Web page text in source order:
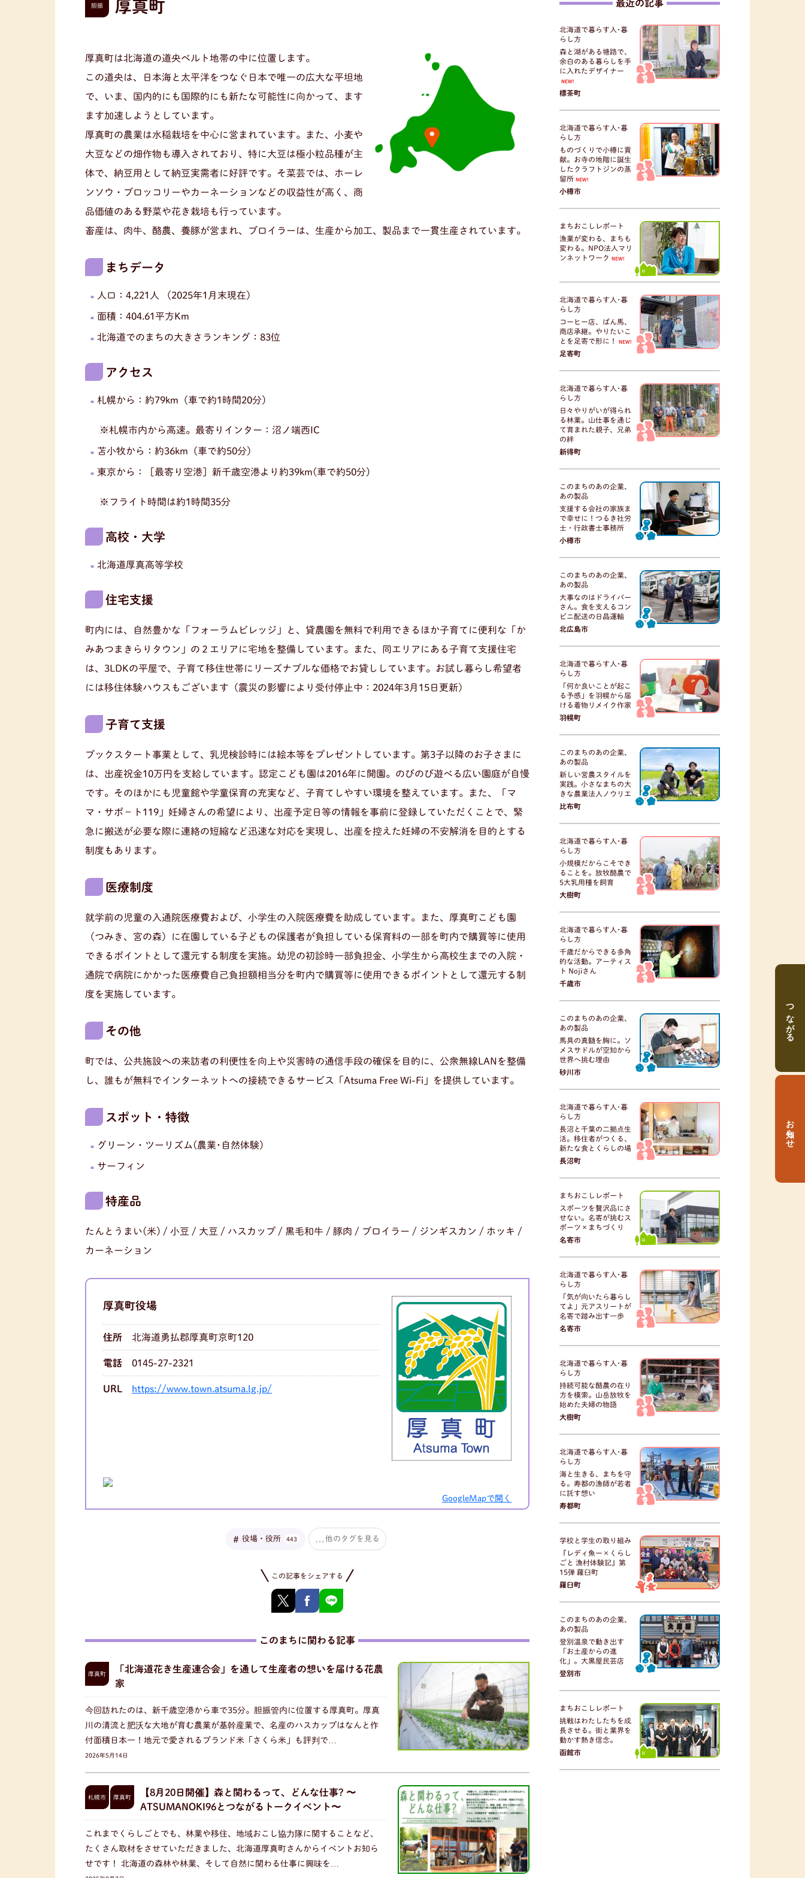
胆振 厚真町
厚真町は北海道の道央ベルト地帯の中に位置します。
この道央は、日本海と太平洋をつなぐ日本で唯一の広大な平坦地
で、いま、国内的にも国際的にも新たな可能性に向かって、ます
ます加速しようとしています。
厚真町の農業は水稲栽培を中心に営まれています。また、小麦や
大豆などの畑作物も導入されており、特に大豆は極小粒品種が主
体で、納豆用として納豆実需者に好評です。そ菜芸では、ホーレ
ンソウ・ブロッコリーやカーネーションなどの収益性が高く、商
品価値のある野菜や花き栽培も行っています。
畜産は、肉牛、酪農、養豚が営まれ、ブロイラーは、生産から加工、製品まで一貫生産されています。
まちデータ
人口：4,221人 （2025年1月末現在）
面積：404.61平方Km
北海道でのまちの大きさランキング：83位
アクセス
札幌から：約79km（車で約1時間20分）
※札幌市内から高速。最寄りインター：沼ノ端西IC
苫小牧から：約36km（車で約50分）
東京から：［最寄り空港］新千歳空港より約39km(車で約50分)
※フライト時間は約1時間35分
高校・大学
北海道厚真高等学校
住宅支援
町内には、自然豊かな「フォーラムビレッジ」と、貸農園を無料で利用できるほか子育てに便利な「か
みあつまきらりタウン」の２エリアに宅地を整備しています。また、同エリアにある子育て支援住宅
は、3LDKの平屋で、子育て移住世帯にリーズナブルな価格でお貸ししています。お試し暮らし希望者
には移住体験ハウスもございます（震災の影響により受付停止中：2024年3月15日更新）
子育て支援
ブックスタート事業として、乳児検診時には絵本等をプレゼントしています。第3子以降のお子さまに
は、出産祝金10万円を支給しています。認定こども園は2016年に開園。のびのび遊べる広い園庭が自慢
です。そのほかにも児童館や学童保育の充実など、子育てしやすい環境を整えています。また、「マ
マ・サポ－ト119」妊婦さんの希望により、出産予定日等の情報を事前に登録していただくことで、緊
急に搬送が必要な際に連絡の短縮など迅速な対応を実現し、出産を控えた妊婦の不安解消を目的とする
制度もあります。
医療制度
就学前の児童の入通院医療費および、小学生の入院医療費を助成しています。また、厚真町こども園
（つみき、宮の森）に在園している子どもの保護者が負担している保育料の一部を町内で購買等に使用
できるポイントとして還元する制度を実施。幼児の初診時一部負担金、小学生から高校生までの入院・
通院で病院にかかった医療費自己負担額相当分を町内で購買等に使用できるポイントとして還元する制
度を実施しています。
その他
町では、公共施設への来訪者の利便性を向上や災害時の通信手段の確保を目的に、公衆無線LANを整備
し、誰もが無料でインターネットへの接続できるサービス「Atsuma Free Wi-Fi」を提供しています。
スポット・特徴
グリーン・ツーリズム(農業･自然体験)
サーフィン
特産品
たんとうまい(米) / 小豆 / 大豆 / ハスカップ / 黒毛和牛 / 豚肉 / ブロイラー / ジンギスカン / ホッキ /
カーネーション
厚真町役場
住所 北海道勇払郡厚真町京町120
電話 0145-27-2321
URL https://www.town.atsuma.lg.jp/
GoogleMapで開く
役場・役所 443 他のタグを見る
この記事をシェアする
このまちに関わる記事
厚真町
「北海道花き生産連合会」を通して生産者の想いを届ける花農
家
今回訪れたのは、新千歳空港から車で35分。胆振管内に位置する厚真町。厚真
川の清流と肥沃な大地が育む農業が基幹産業で、名産のハスカップはなんと作
付面積日本一！地元で愛されるブランド米「さくら米」も評判で…
2026年5月14日
札幌市 厚真町
【8月20日開催】森と関わるって、どんな仕事? 〜
ATSUMANOKI96とつながるトークイベント〜
これまでくらしごとでも、林業や移住、地域おこし協力隊に関することなど、
たくさん取材をさせていただきました、北海道厚真町さんからイベントお知ら
せです！ 北海道の森林や林業、そして自然に関わる仕事に興味を…
最近の記事
北海道で暮らす人･暮
らし方
森と湖がある塘路で、
余白のある暮らしを手
に入れたデザイナー
NEW!
標茶町
北海道で暮らす人･暮
らし方
ものづくりで小樽に貢
献。お寺の地階に誕生
したクラフトジンの蒸
留所 NEW!
小樽市
まちおこしレポート
漁業が変わる、まちも
変わる。NPO法人マリ
ンネットワーク
NEW!
北海道で暮らす人･暮
らし方
コーヒー店、ばん馬、
商店承継。やりたいこ
とを足寄で形に！
NEW!
足寄町
北海道で暮らす人･暮
らし方
日々やりがいが得られ
る林業。山仕事を通じ
て育まれた親子、兄弟
の絆
新得町
このまちのあの企業、
あの製品
支援する会社の家族ま
で幸せに！つるき社労
士・行政書士事務所
小樽市
このまちのあの企業、
あの製品
大事なのはドライバー
さん。食を支えるコン
ビニ配送の日晶運輸
北広島市
北海道で暮らす人･暮
らし方
「何か良いことが起こ
る予感」を羽幌から届
ける着物リメイク作家
羽幌町
このまちのあの企業、
あの製品
新しい営農スタイルを
実践。小さなまちの大
きな農業法人ノウリエ
比布町
北海道で暮らす人･暮
らし方
小規模だからこそでき
ることを。放牧酪農で
5大乳用種を飼育
大樹町
北海道で暮らす人･暮
らし方
千歳だからできる多角
的な活動。アーティス
ト Nojiさん
千歳市
このまちのあの企業、
あの製品
馬具の真髄を胸に。ソ
メスサドルが空知から
世界へ挑む理由
砂川市
北海道で暮らす人･暮
らし方
長沼と千葉の二拠点生
活。移住者がつくる、
新たな食とくらしの場
長沼町
まちおこしレポート
スポーツを贅沢品にさ
せない。名寄が挑むス
ポーツ×まちづくり
名寄市
北海道で暮らす人･暮
らし方
「気が向いたら暮らし
てよ」元アスリートが
名寄で踏み出す一歩
名寄市
北海道で暮らす人･暮
らし方
持続可能な酪農の在り
方を模索。山岳放牧を
始めた夫婦の物語
大樹町
北海道で暮らす人･暮
らし方
海と生きる、まちを守
る。寿都の漁師が若者
に託す想い
寿都町
学校と学生の取り組み
『レディ魚ー×くらし
ごと 漁村体験記』第
15弾 羅臼町
羅臼町
このまちのあの企業、
あの製品
登別温泉で動き出す
「お土産からの進
化」。大黒屋民芸店
登別市
まちおこしレポート
挑戦はわたしたちを成
長させる。街と業界を
動かす熱き信念。
函館市
つながる
お知らせ